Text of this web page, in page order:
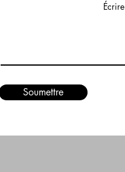
Soumettre